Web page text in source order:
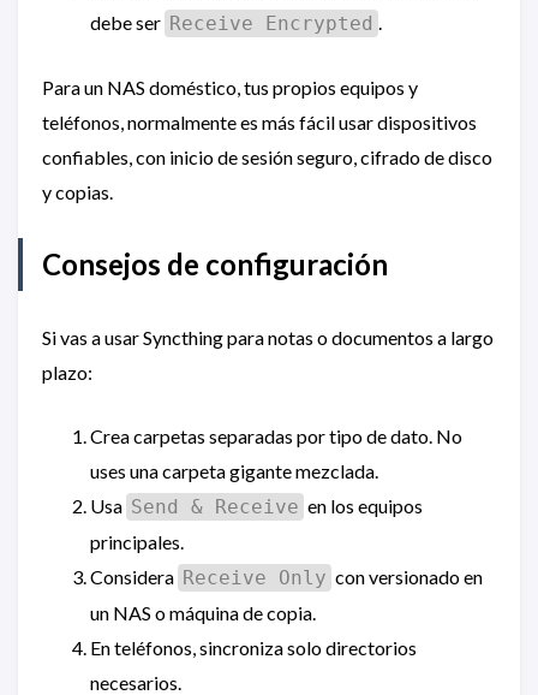
debe ser Receive Encrypted .
Para un NAS doméstico, tus propios equipos y
teléfonos, normalmente es más fácil usar dispositivos
confiables, con inicio de sesión seguro, cifrado de disco
y copias.
Consejos de configuración
Si vas a usar Syncthing para notas o documentos a largo
plazo:
Crea carpetas separadas por tipo de dato. No
uses una carpeta gigante mezclada.
Usa Send & Receive en los equipos
principales.
Considera Receive Only con versionado en
un NAS o máquina de copia.
En teléfonos, sincroniza solo directorios
necesarios.